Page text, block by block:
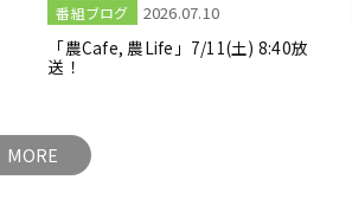
番組ブログ 2026.07.10
「農Cafe, 農Life」7/11(土) 8:40放
送！
MORE